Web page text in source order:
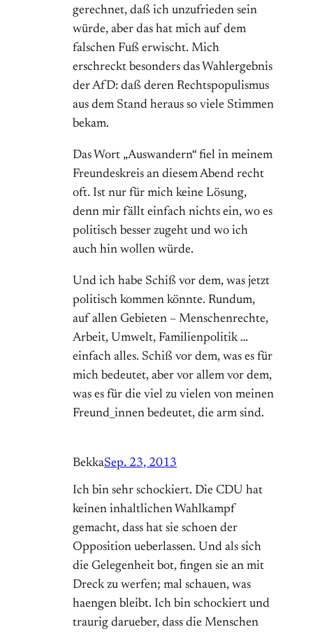
gerechnet, daß ich unzufrieden sein
würde, aber das hat mich auf dem
falschen Fuß erwischt. Mich
erschreckt besonders das Wahlergebnis
der AfD: daß deren Rechtspopulismus
aus dem Stand heraus so viele Stimmen
bekam.
Das Wort „Auswandern“ fiel in meinem
Freundeskreis an diesem Abend recht
oft. Ist nur für mich keine Lösung,
denn mir fällt einfach nichts ein, wo es
politisch besser zugeht und wo ich
auch hin wollen würde.
Und ich habe Schiß vor dem, was jetzt
politisch kommen könnte. Rundum,
auf allen Gebieten – Menschenrechte,
Arbeit, Umwelt, Familienpolitik …
einfach alles. Schiß vor dem, was es für
mich bedeutet, aber vor allem vor dem,
was es für die viel zu vielen von meinen
Freund_innen bedeutet, die arm sind.
BekkaSep. 23, 2013
Ich bin sehr schockiert. Die CDU hat
keinen inhaltlichen Wahlkampf
gemacht, dass hat sie schoen der
Opposition ueberlassen. Und als sich
die Gelegenheit bot, fingen sie an mit
Dreck zu werfen; mal schauen, was
haengen bleibt. Ich bin schockiert und
traurig darueber, dass die Menschen